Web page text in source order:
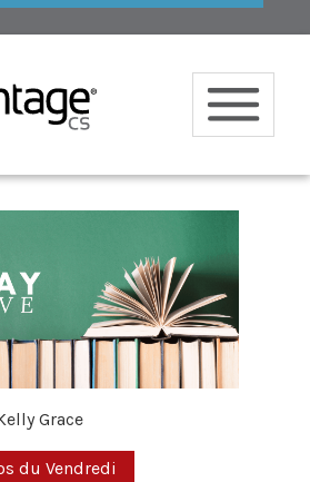
Grace
du Vendredi